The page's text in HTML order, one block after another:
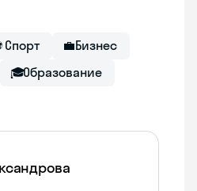
Спорт 💼Бизнес
🎓Образование